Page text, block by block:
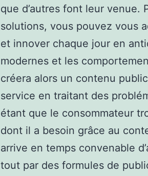
que d’autres font leur venue.
solutions, vous pouvez vous
et innover chaque jour en
modernes et les
créera alors un contenu
service en traitant des
étant que le consommateur
dont il a besoin grâce au
arrive en temps convenable
tout par des formules de